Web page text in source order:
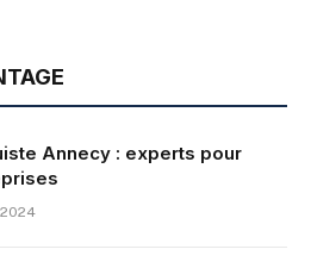
Annecy : experts pour